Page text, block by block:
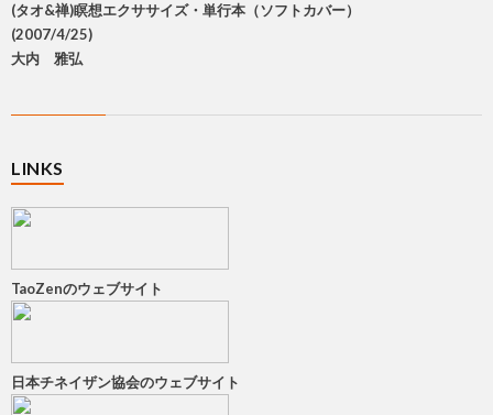
(タオ&禅)瞑想エクササイズ・単行本（ソフトカバー）
(2007/4/25)
大内 雅弘
LINKS
TaoZenのウェブサイト
日本チネイザン協会のウェブサイト